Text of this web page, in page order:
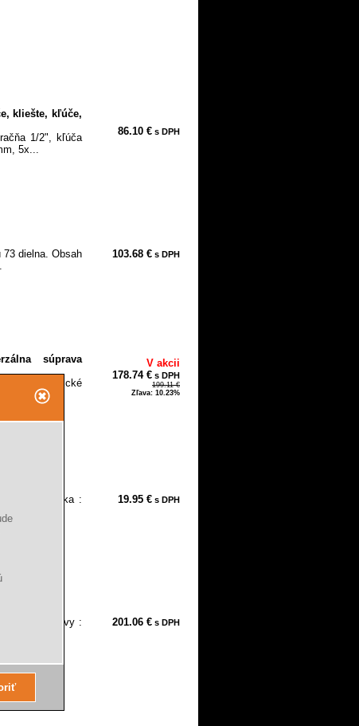
kliešte, kľúče,
1/2", kľúča
5x...
86.10 € s DPH
dielna. Obsah
103.68 € s DPH
súprava
Praktické
V akcii
178.74 € s DPH
199.11 €
Zľava: 10.23%
Obsah kufríka :
19.95 € s DPH
súpravy :
201.06 € s DPH